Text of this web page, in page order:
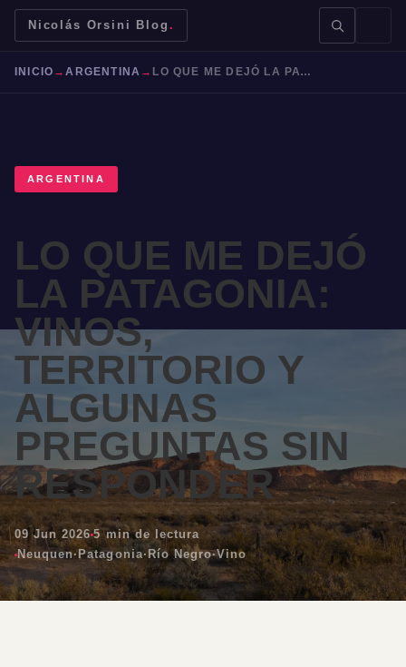
Nicolás Orsini Blog .
Mendoza Malbec Bodegas Jujuy
INICIO →ARGENTINA → LO QUE ME DEJÓ LA PATAGONIA: VINOS, TERRITORIO Y ALGUNAS PREGUNTAS SIN RESPONDER
ARGENTINA
LO QUE ME DEJÓ
LA PATAGONIA:
VINOS,
TERRITORIO Y
ALGUNAS
PREGUNTAS SIN
RESPONDER
09 Jun 2026 5 min de lectura
Neuquen·Patagonia·Río Negro·Vino